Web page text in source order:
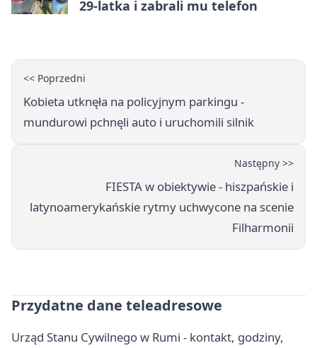
29-latka i zabrali mu telefon
<< Poprzedni
Kobieta utknęła na policyjnym parkingu -
mundurowi pchnęli auto i uruchomili silnik
Następny >>
FIESTA w obiektywie - hiszpańskie i
latynoamerykańskie rytmy uchwycone na scenie
Filharmonii
Przydatne dane teleadresowe
Urząd Stanu Cywilnego w Rumi - kontakt, godziny,